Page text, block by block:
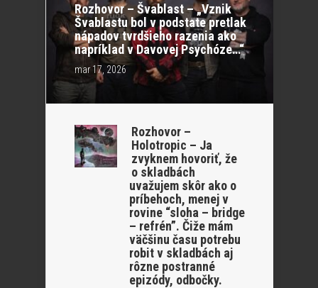
Rozhovor – Švablast – „Vznik
Švablastu bol v podstate pretlak
nápadov tvrdšieho razenia ako
napríklad v Davovej Psychóze…“
mar 17, 2026
Rozhovor –
Holotropic – Ja
zvyknem hovoriť, že
o skladbách
uvažujem skôr ako o
príbehoch, menej v
rovine “sloha – bridge
– refrén”. Čiže mám
väčšinu času potrebu
robit v skladbách aj
rôzne postranné
epizódy, odbočky.